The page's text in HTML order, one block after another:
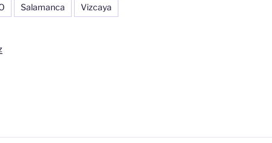
Salamanca Vizcaya